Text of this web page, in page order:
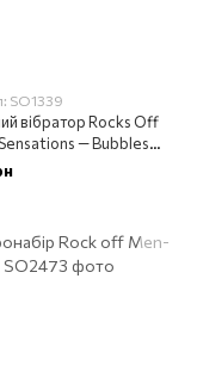
SO1339
вібратор Rocks Off
— Bubbles